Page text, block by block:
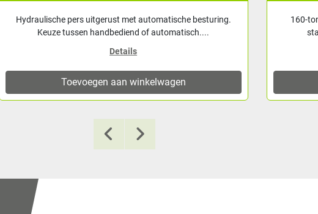
Hydraulische pers uitgerust met automatische besturing.
Keuze tussen handbediend of automatisch....
Details
Toevoegen aan winkelwagen
160-